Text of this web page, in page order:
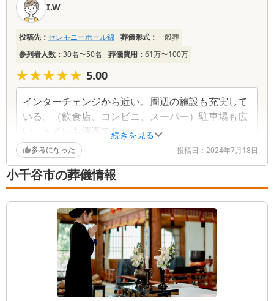
続きを見る
I.W
投稿先： セレモニーホール錦 葬儀形式： 一般葬
参列者人数： 30名〜50名 葬儀費用： 61万〜100万
★★★★★
★★★★★ 5.00
インターチェンジから近い。周辺の施設も充実して
いる。（飲食店、コンビニ、スーパー）駐車場も広
い。トイレも清潔でした。
参考になった 投稿日： 2024年7月18日
小千谷市の葬儀情報